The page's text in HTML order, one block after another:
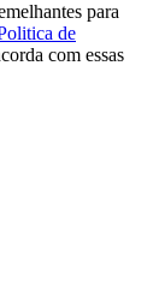
para
de
com essas